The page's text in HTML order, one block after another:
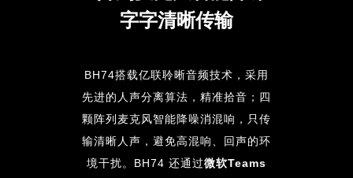
字字清晰传输
BH74搭载亿联聆晰音频技术，采用
先进的人声分离算法，精准拾音；四
颗阵列麦克风智能降噪消混响，只传
输清晰人声，避免高混响、回声的环
境干扰。 BH74 还通过微软Teams